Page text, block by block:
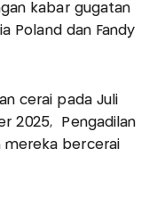
kabar gugatan
Poland dan Fandy
cerai pada Juli
2025, Pengadilan
mereka bercerai